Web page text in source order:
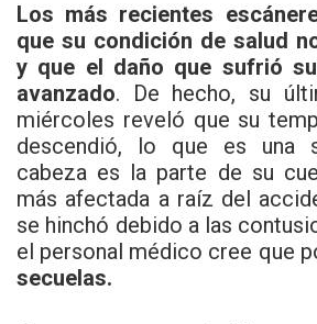
Los más recientes
que su condición de salud
y que el daño que sufrió
avanzado. De hecho, su
miércoles reveló que su
descendió, lo que es una
cabeza es la parte de su
más afectada a raíz del
se hinchó debido a las
el personal médico cree que
secuelas.